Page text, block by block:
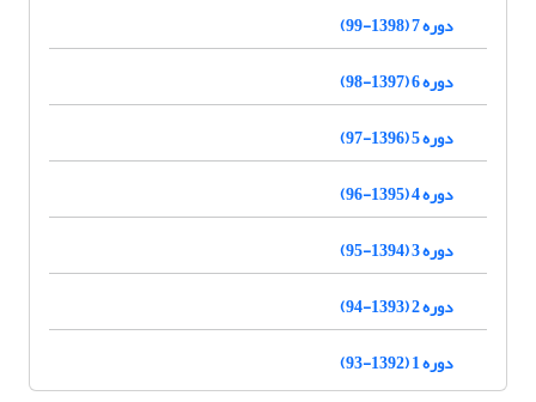
دوره 7 (1398-99)
دوره 6 (1397-98)
دوره 5 (1396-97)
دوره 4 (1395-96)
دوره 3 (1394-95)
دوره 2 (1393-94)
دوره 1 (1392-93)